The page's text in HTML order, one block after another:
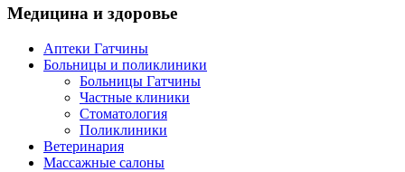
Медицина и здоровье
Аптеки Гатчины
Больницы и поликлиники
Больницы Гатчины
Частные клиники
Стоматология
Поликлиники
Ветеринария
Массажные салоны